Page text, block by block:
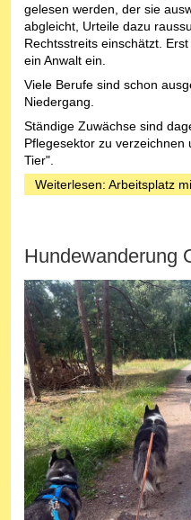
gelesen werden, der sie
abgleicht, Urteile dazu
Rechtsstreits einschätzt.
ein Anwalt ein.
Viele Berufe sind schon
Niedergang.
Ständige Zuwächse sind
Pflegesektor zu
Tier".
Weiterlesen: Arbeitsplatz
Hundewanderung